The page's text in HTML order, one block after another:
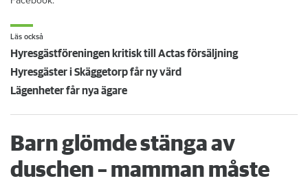
Läs också
Hyresgästföreningen kritisk till Actas försäljning
Hyresgäster i Skäggetorp får ny värd
Lägenheter får nya ägare
Barn glömde stänga av
duschen – mamman måste